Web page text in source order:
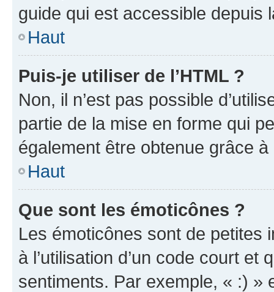
guide qui est accessible depuis
Haut
Puis-je utiliser de l’HTML ?
Non, il n’est pas possible
partie de la mise en forme qui
également être obtenue grâce à
Haut
Que sont les émoticônes ?
Les émoticônes sont de petites
à l’utilisation d’un code court et
sentiments. Par exemple, « :) »